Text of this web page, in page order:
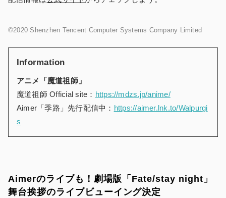
©2020 Shenzhen Tencent Computer Systems Company Limited
Information
アニメ「魔道祖師」
魔道祖師 Official site： https://mdzs.jp/anime/
Aimer「季路」先行配信中： https://aimer.lnk.to/Walpurgi
s
Aimerのライブも！劇場版「Fate/stay night」
舞台挨拶のライブビューイング決定